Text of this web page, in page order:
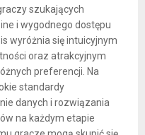
szukających
i wygodnego dostępu
wyróżnia się intuicyjnym
oraz atrakcyjnym
preferencji. Na
standardy
danych i rozwiązania
na każdym etapie